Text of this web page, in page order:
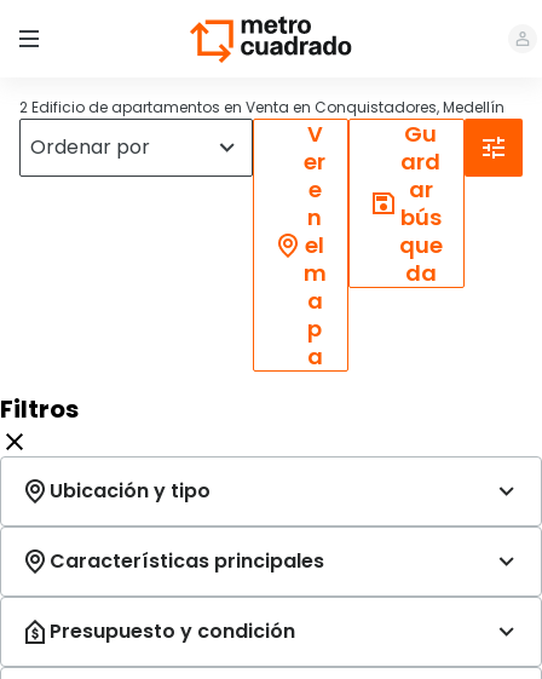
2 Edificio de apartamentos en Venta en Conquistadores, Medellín
V
er
e
n
el
m
a
p
a
Gu
ard
ar
bús
que
da
Filtros